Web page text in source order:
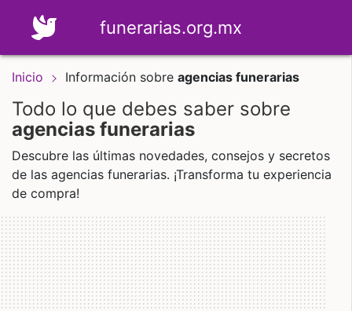
funerarias.org.mx
Inicio Información sobre agencias funerarias
Todo lo que debes saber sobre
agencias funerarias
Descubre las últimas novedades, consejos y secretos
de las agencias funerarias. ¡Transforma tu experiencia
de compra!